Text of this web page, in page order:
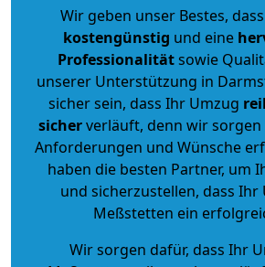
Wir geben unser Bestes,
kostengünstig und eine
Professionalitätsowie
unserer Unterstützung in
sicher sein, dass Ihr Umzug
sicherverläuft, denn wir sorgen
Anforderungen und Wünsche
haben die besten Partner, um
und sicherzustellen, dass Ihr
Meßstetten ein
Wir sorgen dafür, dass Ihr